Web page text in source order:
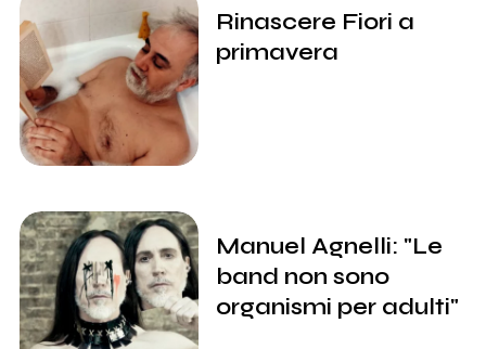
Rinascere Fiori a
primavera
Manuel Agnelli: "Le
band non sono
organismi per adulti"